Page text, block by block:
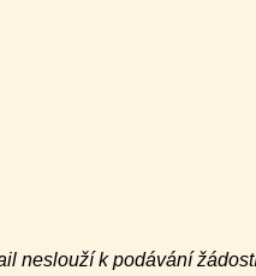
neslouží k podávání